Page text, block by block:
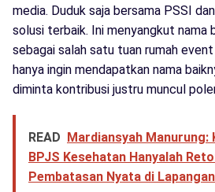
media. Duduk saja bersama PSSI
solusi terbaik. Ini menyangkut nama
sebagai salah satu tuan rumah
hanya ingin mendapatkan nama
diminta kontribusi justru muncul
READ
Mardiansyah Manurung:
BPJS Kesehatan Hanyalah
Pembatasan Nyata di Lapangan